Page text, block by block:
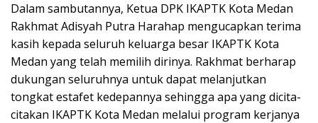
Dalam sambutannya, Ketua DPK IKAPTK Kota Medan
Rakhmat Adisyah Putra Harahap mengucapkan terima
kasih kepada seluruh keluarga besar IKAPTK Kota
Medan yang telah memilih dirinya. Rakhmat berharap
dukungan seluruhnya untuk dapat melanjutkan
tongkat estafet kedepannya sehingga apa yang dicita-
citakan IKAPTK Kota Medan melalui program kerjanya